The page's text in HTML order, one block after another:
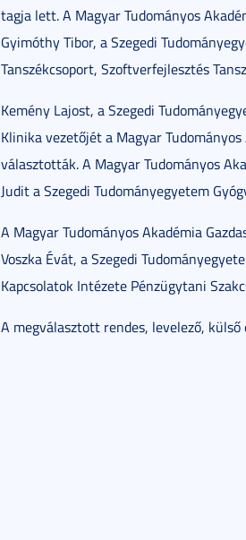
tagja lett. A Magyar Tudományos
Gyimóthy Tibor, a Szegedi
Tanszékcsoport, Szoftverfejlesztés
Kemény Lajost, a Szegedi
Klinika vezetőjét a Magyar
választották. A Magyar Tudományos
Judit a Szegedi Tudományegyetem
A Magyar Tudományos Akadémia
Voszka Évát, a Szegedi
Kapcsolatok Intézete Pénzügytani
A megválasztott rendes, levelező,